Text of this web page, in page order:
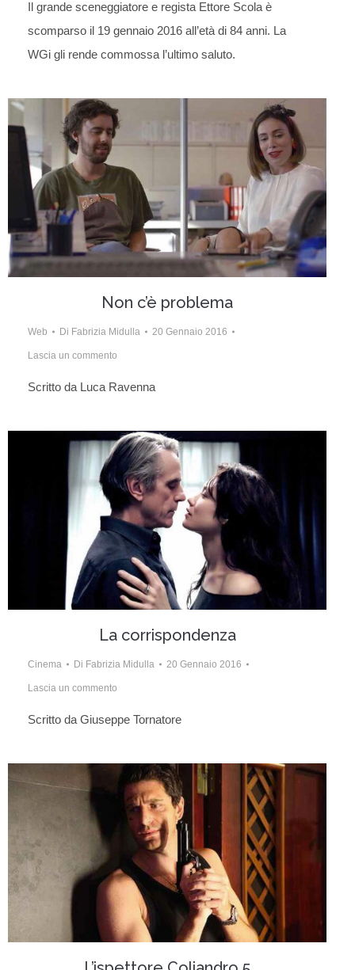
Il grande sceneggiatore e regista Ettore Scola è
scomparso il 19 gennaio 2016 all’età di 84 anni. La
WGi gli rende commossa l’ultimo saluto.
Non c’è problema
Web Di Fabrizia Midulla 20 Gennaio 2016
Lascia un commento
Scritto da Luca Ravenna
La corrispondenza
Cinema Di Fabrizia Midulla 20 Gennaio 2016
Lascia un commento
Scritto da Giuseppe Tornatore